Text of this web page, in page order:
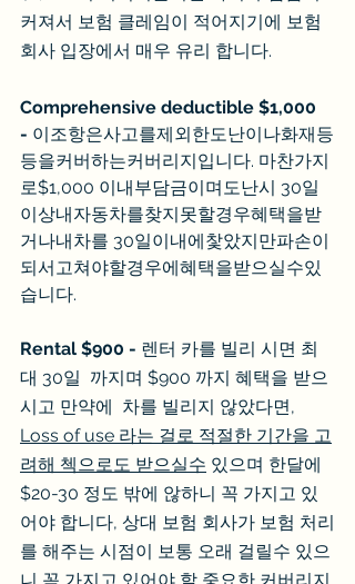
커져서 보험 클레임이 적어지기에 보험
회사 입장에서 매우 유리 합니다.
Comprehensive deductible $1,000
- 이조항은사고를제외한도난이나화재등
등을커버하는커버리지입니다. 마찬가지
로$1,000 이내부담금이며도난시 30일
이상내자동차를찾지못할경우혜택을받
거나내차를 30일이내에찿았지만파손이
되서고쳐야할경우에혜택을받으실수있
습니다.
Rental $900 - 렌터 카를 빌리 시면 최
대 30일  까지며 $900 까지 혜택을 받으
시고 만약에  차를 빌리지 않았다면,
Loss of use 라는 걸로 적절한 기간을 고
려해 첵으로도 받으실수 있으며 한달에
$20-30 정도 밖에 않하니 꼭 가지고 있
어야 합니다, 상대 보험 회사가 보험 처리
를 해주는 시점이 보통 오래 걸릴수 있으